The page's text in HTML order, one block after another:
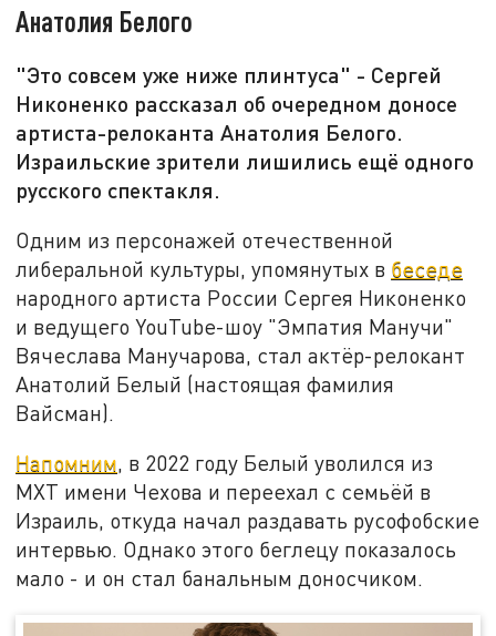
Анатолия Белого
"Это совсем уже ниже плинтуса" - Сергей
Никоненко рассказал об очередном доносе
артиста-релоканта Анатолия Белого.
Израильские зрители лишились ещё одного
русского спектакля.
Одним из персонажей отечественной
либеральной культуры, упомянутых в беседе
народного артиста России Сергея Никоненко
и ведущего YouTube-шоу "Эмпатия Манучи"
Вячеслава Манучарова, стал актёр-релокант
Анатолий Белый (настоящая фамилия
Вайсман).
Напомним, в 2022 году Белый уволился из
МХТ имени Чехова и переехал с семьёй в
Израиль, откуда начал раздавать русофобские
интервью. Однако этого беглецу показалось
мало - и он стал банальным доносчиком.